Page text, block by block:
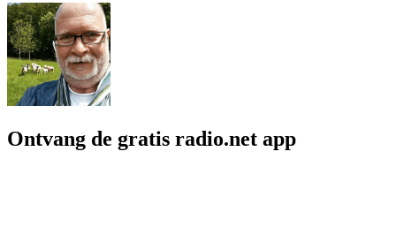
Ontvang de gratis radio.net app